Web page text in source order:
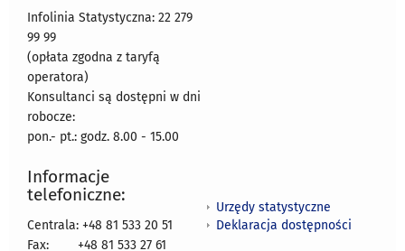
Infolinia Statystyczna: 22 279
99 99
(opłata zgodna z taryfą
operatora)
Konsultanci są dostępni w dni
robocze:
pon.- pt.: godz. 8.00 - 15.00
Informacje
telefoniczne:
Centrala: +48 81 533 20 51
Fax:
+48 81 533 27 61
Urzędy statystyczne
Deklaracja dostępności